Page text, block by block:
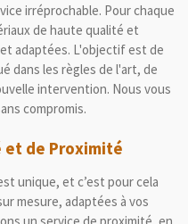
irréprochable. Pour chaque
de haute qualité et
adaptées. L'objectif est de
dans les règles de l'art, de
intervention. Nous vous
compromis.
et de Proximité
unique, et c’est pour cela
mesure, adaptées à vos